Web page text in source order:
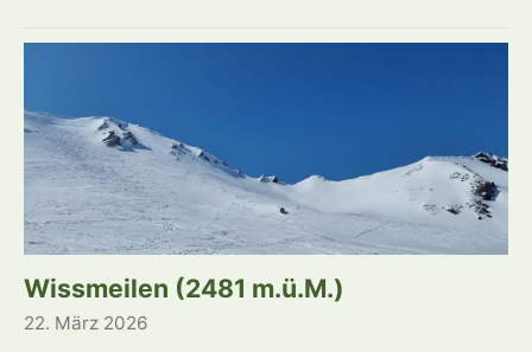
Wissmeilen (2481 m.ü.M.)
22. März 2026